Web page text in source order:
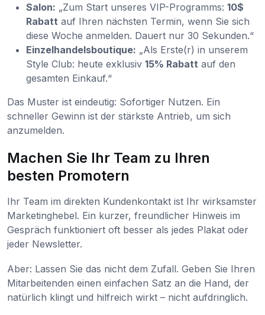
Salon: „Zum Start unseres VIP-Programms: 10$
Rabatt auf Ihren nächsten Termin, wenn Sie sich
diese Woche anmelden. Dauert nur 30 Sekunden.“
Einzelhandelsboutique: „Als Erste(r) in unserem
Style Club: heute exklusiv 15% Rabatt auf den
gesamten Einkauf.“
Das Muster ist eindeutig: Sofortiger Nutzen. Ein
schneller Gewinn ist der stärkste Antrieb, um sich
anzumelden.
Machen Sie Ihr Team zu Ihren
besten Promotern
Ihr Team im direkten Kundenkontakt ist Ihr wirksamster
Marketinghebel. Ein kurzer, freundlicher Hinweis im
Gespräch funktioniert oft besser als jedes Plakat oder
jeder Newsletter.
Aber: Lassen Sie das nicht dem Zufall. Geben Sie Ihren
Mitarbeitenden einen einfachen Satz an die Hand, der
natürlich klingt und hilfreich wirkt – nicht aufdringlich.